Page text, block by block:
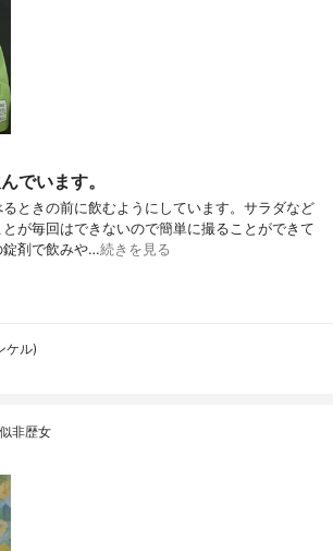
でいます。
ときの前に飲むようにしています。サラダなど
が毎回はできないので簡単に撮ることができて
錠剤で飲みや…続きを見る
ケル)
非歴女